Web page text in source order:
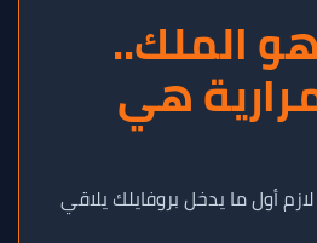
الملك..
هي
أول ما يدخل بروفايلك يلاقي